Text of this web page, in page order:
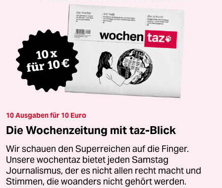
10 Ausgaben für 10 Euro
Die Wochenzeitung mit taz-Blick
Wir schauen den Superreichen auf die Finger.
Unsere wochentaz bietet jeden Samstag
Journalismus, der es nicht allen recht macht und
Stimmen, die woanders nicht gehört werden.